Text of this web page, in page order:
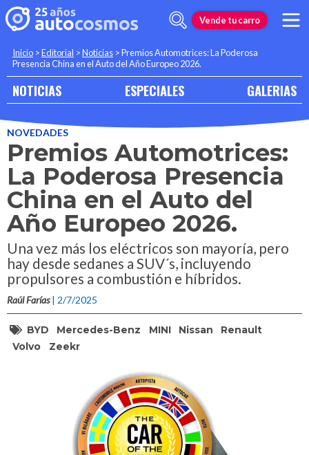
Vende tu carro
Inicio >Editorial >Noticias >Premios Automotrices: La Poderosa
Presencia China en el Auto del Año Europeo 2026.
NOTICIAS ESPECIALES GALERIAS
NOVEDADES
Premios Automotrices:
La Poderosa Presencia
China en el Auto del
Año Europeo 2026.
Una vez más los eléctricos son mayoría, pero
hay desde sedanes a SUV´s, incluyendo
propulsores a combustión e híbridos.
Raúl Farías | 2/7/2025
BYD Mercedes-Benz MINI Nissan
Renault
Volvo
Zeekr